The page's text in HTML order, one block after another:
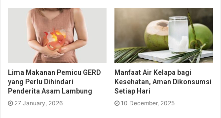
Lima Makanan Pemicu GERD
yang Perlu Dihindari
Penderita Asam Lambung
27 January, 2026
Manfaat Air Kelapa bagi
Kesehatan, Aman Dikonsumsi
Setiap Hari
10 December, 2025